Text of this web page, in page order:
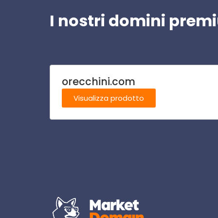
I nostri domini
orecchini.com
Visualizza prodotto